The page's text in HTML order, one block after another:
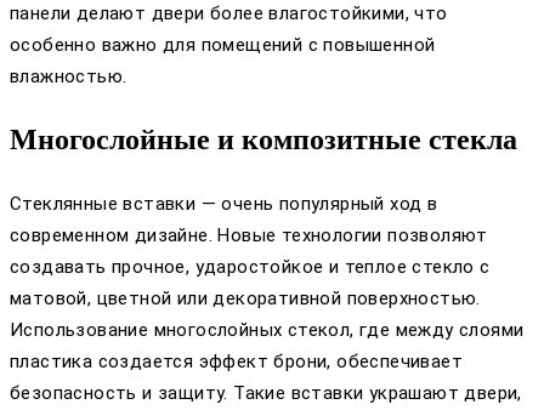
панели делают двери более влагостойкими, что
особенно важно для помещений с повышенной
влажностью.
Многослойные и композитные стекла
Стеклянные вставки — очень популярный ход в
современном дизайне. Новые технологии позволяют
создавать прочное, ударостойкое и теплое стекло с
матовой, цветной или декоративной поверхностью.
Использование многослойных стекол, где между слоями
пластика создается эффект брони, обеспечивает
безопасность и защиту. Такие вставки украшают двери,